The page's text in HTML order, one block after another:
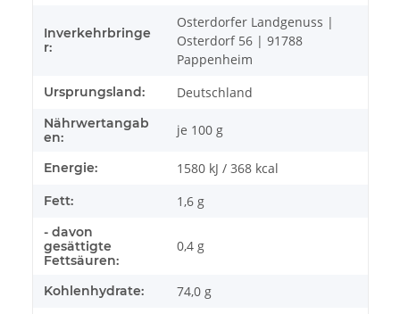
Inverkehrbringe
r:
Osterdorfer Landgenuss |
Osterdorf 56 | 91788
Pappenheim
Ursprungsland: Deutschland
Nährwertangab
en:
je 100 g
Energie: 1580 kJ / 368 kcal
Fett: 1,6 g
- davon
gesättigte
Fettsäuren:
0,4 g
Kohlenhydrate: 74,0 g